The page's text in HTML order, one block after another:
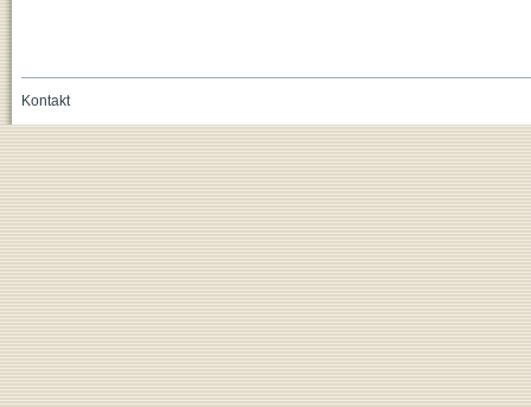
Kontakt